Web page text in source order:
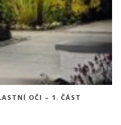
OČI – 1. ČÁST